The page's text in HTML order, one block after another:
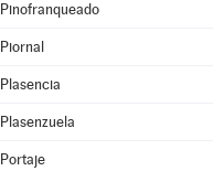
Pinofranqueado
Piornal
Plasencia
Plasenzuela
Portaje